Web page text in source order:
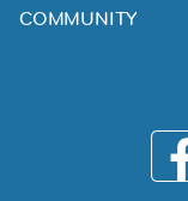
COMMUNITY